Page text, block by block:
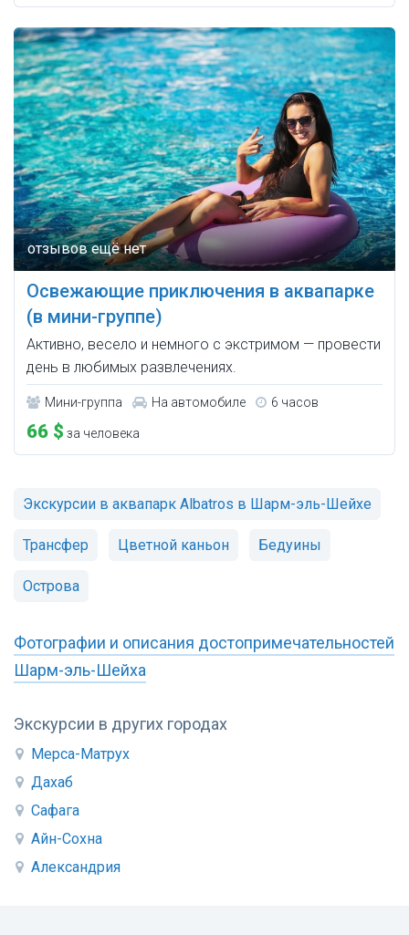
Экскурсии в других городах
Мерса-Матрух
Дахаб
Сафага
Айн-Сохна
Александрия
Освежающие приключения в аквапарке
(в мини-группе)
Активно, весело и немного с экстримом — провести
день в любимых развлечениях.
Мини-группа На автомобиле 6 часов
66 $ за человека
Экскурсии в аквапарк Albatros в Шарм-эль-Шейхе
Трансфер Цветной каньон Бедуины
Острова
Фотографии и описания достопримечательностей
Шарм-эль-Шейха